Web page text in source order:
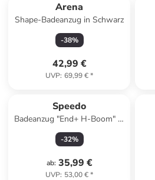
Arena
Shape-Badeanzug in Schwarz
-38%
42,99 €
UVP: 69,99 €*
Speedo
Badeanzug "End+ H-Boom" in
Dunkelblau/ Blau
-32%
ab: 35,99 €
UVP: 53,00 €*